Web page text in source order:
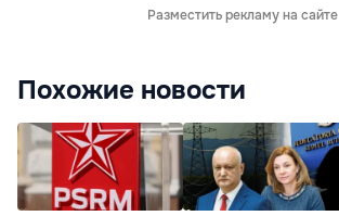
Разместить рекламу на сайте
Похожие новости